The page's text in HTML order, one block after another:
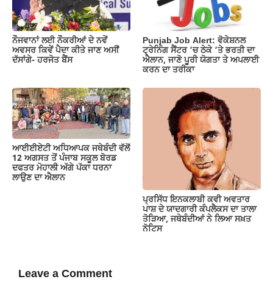
ਨੌਜਵਾਨਾਂ ਲਈ ਨੌਕਰੀਆਂ ਦੇ ਨਵੇਂ
ਅਵਸਰ ਕਿਵੇਂ ਪੈਦਾ ਕੀਤੇ ਜਾਣ ਅਸੀਂ
ਦੱਸਾਂਗੇ- ਹਰਜੋਤ ਬੈਂਸ
Punjab Job Alert: ਵੋਕੇਸ਼ਨਲ
ਟ੍ਰੇਨਿੰਗ ਸੈਂਟਰ ‘ਚ ਠੇਕੇ ‘ਤੇ ਭਰਤੀ ਦਾ
ਐਲਾਨ, ਜਾਣੋ ਪੂਰੀ ਯੋਗਤਾ ਤੇ ਅਪਲਾਈ
ਕਰਨ ਦਾ ਤਰੀਕਾ
ਆਈਈਏਟੀ ਅਧਿਆਪਕ ਜਥੇਬੰਦੀ ਵੱਲੋਂ
12 ਅਗਸਤ ਤੋਂ ਪੰਜਾਬ ਸਕੂਲ ਬੋਰਡ
ਦਫਤਰ ਮੋਹਾਲੀ ਅੱਗੇ ਪੱਕਾ ਧਰਨਾ
ਲਾਉਣ ਦਾ ਐਲਾਨ
ਪ੍ਰਸਿੱਧ ਇਨਕਲਾਬੀ ਕਵੀ ਅਵਤਾਰ
ਪਾਸ਼ ਦੇ ਯਾਦਗਾਰੀ ਕੰਪਲੈਕਸ ਦਾ ਤਾਲਾ
ਤੋੜਿਆ, ਜਥੇਬੰਦੀਆਂ ਨੇ ਲਿਆ ਸਖ਼ਤ
ਨੋਟਿਸ
Leave a Comment